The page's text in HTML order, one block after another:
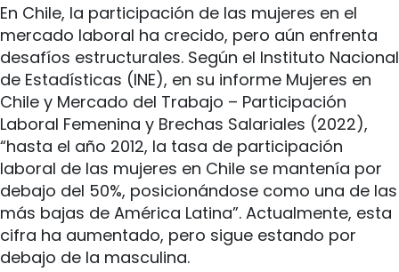
En Chile, la participación de las mujeres en el
mercado laboral ha crecido, pero aún enfrenta
desafíos estructurales. Según el Instituto Nacional
de Estadísticas (INE), en su informe Mujeres en
Chile y Mercado del Trabajo – Participación
Laboral Femenina y Brechas Salariales (2022),
“hasta el año 2012, la tasa de participación
laboral de las mujeres en Chile se mantenía por
debajo del 50%, posicionándose como una de las
más bajas de América Latina”. Actualmente, esta
cifra ha aumentado, pero sigue estando por
debajo de la masculina.